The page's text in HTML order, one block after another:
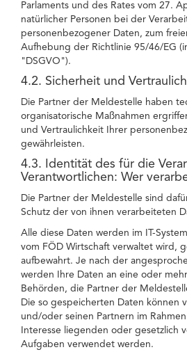
Parlaments und des Rates vom 27.
natürlicher Personen bei der
personenbezogener Daten, zum
Aufhebung der Richtlinie 95/46/EG
"DSGVO").
4.2. Sicherheit und
Die Partner der Meldestelle haben
organisatorische Maßnahmen
und Vertraulichkeit Ihrer
gewährleisten.
4.3. Identität des für die
Verantwortlichen: Wer
Die Partner der Meldestelle sind
Schutz der von ihnen verarbeiteten
Alle diese Daten werden im IT-
vom FÖD Wirtschaft verwaltet wird,
aufbewahrt. Je nach der
werden Ihre Daten an eine oder
Behörden, die Partner der
Die so gespeicherten Daten können
und/oder seinen Partnern im
Interesse liegenden oder gesetzlich
Aufgaben verwendet werden.